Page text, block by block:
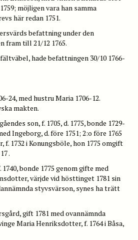
möjligen vara han samma
här redan 1751.
befattning under den
fram till 21/12 1765.
hade befattningen 30/10 1766-
24, med hustru Maria 1706-12.
makten.
son, f. 1705, d. 1775, bonde 1729-
Ingeborg, d. före 1751; 2:o före 1765
f. 1732 i Konungsböle, hon 1775 omgift
.
bonde 1775 genom gifte med
värjde vid hösttinget 1781 sin
styvsvärson, synes ha trätt
gift 1781 med ovannämnda
Maria Henriksdotter, f. 1764 i Båsa,